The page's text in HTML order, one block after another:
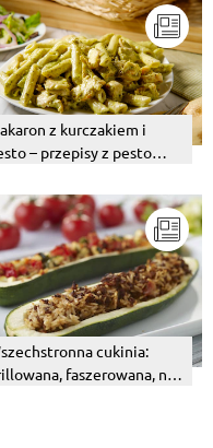
z kurczakiem i
– przepisy z pesto
cukinia:
faszerowana, na